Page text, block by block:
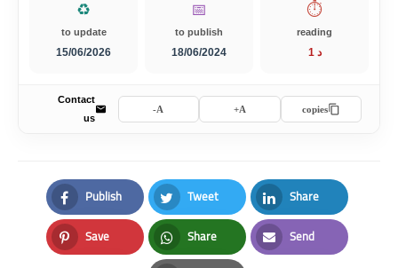
⏱️
reading
1 د
📅
to publish
18/06/2024
♻️
to update
15/06/2026
copies
A+
A-
Contact
us
Publish
Facebook
Tweet
Twitter
Share
LinkedIn
Save
Pinterest
Share
Whatsapp
Send
Email